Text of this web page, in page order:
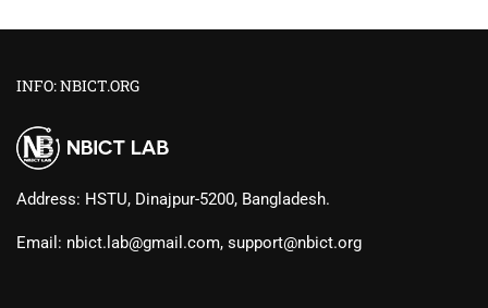
INFO: NBICT.ORG
Address: HSTU, Dinajpur-5200, Bangladesh.
Email: nbict.lab@gmail.com, support@nbict.org